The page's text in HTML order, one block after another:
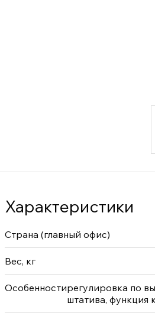
Характеристики
Страна (главный офис)
Вес, кг
Особенностирегулировка по
штатива, функция